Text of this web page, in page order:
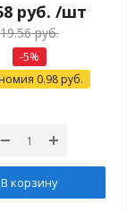
руб. /шт
19.56руб.
-5%
0.98руб.
В корзину